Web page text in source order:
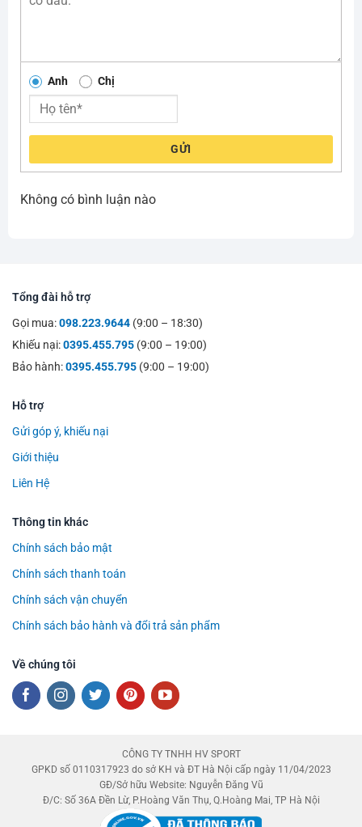
Anh Chị
GỬI
Không có bình luận nào
Tổng đài hỗ trợ
Gọi mua:098.223.9644 (9:00 – 18:30)
Khiếu nại:0395.455.795 (9:00 – 19:00)
Bảo hành:0395.455.795 (9:00 – 19:00)
Hỗ trợ
Gửi góp ý, khiếu nại
Giới thiệu
Liên Hệ
Thông tin khác
Chính sách bảo mật
Chính sách thanh toán
Chính sách vận chuyển
Chính sách bảo hành và đổi trả sản phẩm
Về chúng tôi
CÔNG TY TNHH HV SPORT
GPKD số 0110317923 do sở KH và ĐT Hà Nội cấp ngày 11/04/2023
GĐ/Sở hữu Website: Nguyễn Đăng Vũ
Đ/C: Số 36A Đền Lừ, P.Hoàng Văn Thụ, Q.Hoàng Mai, TP Hà Nội